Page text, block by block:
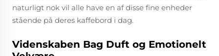
naturligt nok vil alle have en af disse fine enheder
stående på deres kaffebord i dag.
Videnskaben Bag Duft og Emotionelt